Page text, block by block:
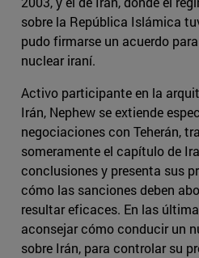
sobre la República Islámica
pudo firmarse un acuerdo
nuclear iraní.
Activo participante en la
Irán, Nephew se extiende
negociaciones con Teherán,
someramente el capítulo de
conclusiones y presenta sus
cómo las sanciones deben
resultar eficaces. En las
aconsejar cómo conducir un
sobre Irán, para controlar su